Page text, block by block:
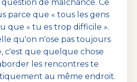
de malchance. Ce
parce que « tous les gens
que « tu es trop difficile ».
qu'on n'ose pas toujours
c'est que quelque chose
les rencontres te
au même endroit.